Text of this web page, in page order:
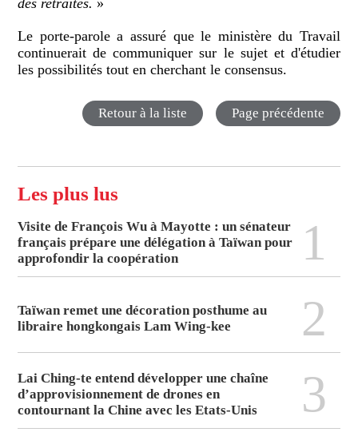
Le porte-parole a assuré que le ministère du Travail
continuerait de communiquer sur le sujet et d'étudier
les possibilités tout en cherchant le consensus.
Retour à la liste Page précédente
Les plus lus
Visite de François Wu à Mayotte : un sénateur
français prépare une délégation à Taïwan pour
approfondir la coopération
1
Taïwan remet une décoration posthume au
libraire hongkongais Lam Wing-kee
2
Lai Ching-te entend développer une chaîne
d’approvisionnement de drones en
contournant la Chine avec les Etats-Unis
3